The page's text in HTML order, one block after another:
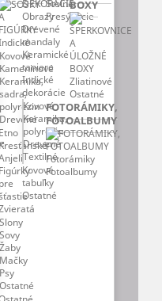
Kovové
Kameninové
Keramika,
sadra,
polyrezin
Drevené
Etno
Kresťanské
Figúrky
pre
Slony
Sovy
Žaby
Mačky
Psy
Ostatné
Obrazy
Drevené
mandaly
Keramické
taniere
Indické
dekorácie
Kovové
Keramika,
polyrezin
Drevené
Textilné
Kovové
tabuľky
Ostatné
Stolné
Presýpacie
BOXY
Zliatinové
Ostatné
FOTORÁMIKY,
FOTOALBUMY
Fotorámiky
Fotoalbumy